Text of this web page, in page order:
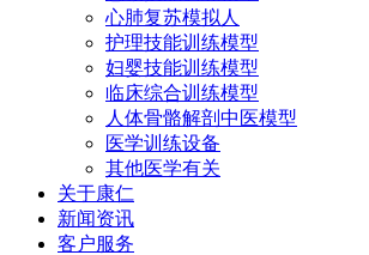
心肺复苏模拟人
护理技能训练模型
妇婴技能训练模型
临床综合训练模型
人体骨骼解剖中医模型
医学训练设备
其他医学有关
关于康仁
新闻资讯
客户服务